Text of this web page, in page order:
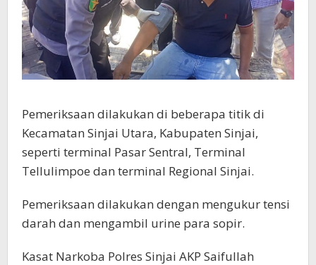
Pemeriksaan dilakukan di beberapa titik di
Kecamatan Sinjai Utara, Kabupaten Sinjai,
seperti terminal Pasar Sentral, Terminal
Tellulimpoe dan terminal Regional Sinjai.
Pemeriksaan dilakukan dengan mengukur tensi
darah dan mengambil urine para sopir.
Kasat Narkoba Polres Sinjai AKP Saifullah